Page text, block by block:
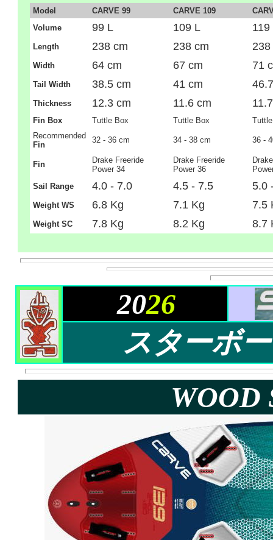
Model CARVE 99 CARVE 109
Volume
99 L 109 L 119
Length 238 cm 238 cm
Width 64 cm 67 cm 71
Tail Width 38.5 cm 41 cm
Thickness 12.3 cm 11.6 cm
Fin Box Tuttle Box Tuttle Box
Recommended
Fin
32 - 36 cm 34 - 38 cm 36 -
Fin
Drake Freeride
Power 34
Drake Freeride
Power 36
Sail Range
4.0 - 7.0 4.5 - 7.5 5.0
Weight WS 6.8 Kg 7.1 Kg 7.5
Weight SC 7.8 Kg 8.2 Kg 8.7
2026
スターボ
WOOD